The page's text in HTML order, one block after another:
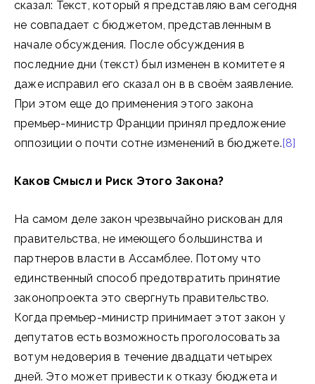
сказал: Текст, который я представляю вам сегодня
не совпадает с бюджетом, представленным в
начале обсуждения. После обсуждения в
последние дни (текст) был изменен в комитете я
даже исправил его сказал он в в своём заявление.
При этом еще до применения этого закона
премьер-министр Франции принял предложение
оппозиции о почти сотне изменений в бюджете.[8]
Каков Смысл и Риск Этого Закона?
На самом деле закон чрезвычайно рискован для
правительства, не имеющего большинства и
партнеров власти в Ассамблее. Потому что
единственный способ предотвратить принятие
законопроекта это свергнуть правительство.
Когда премьер-министр принимает этот закон у
депутатов есть возможность проголосовать за
вотум недоверия в течение двадцати четырех
дней. Это может привести к отказу бюджета и